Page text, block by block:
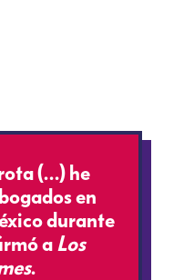
(…) he
en
durante
a Los
.